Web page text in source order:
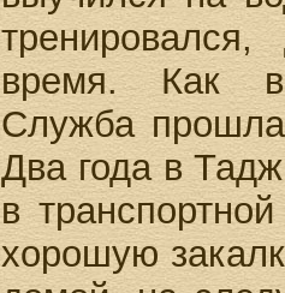
время. Как
Служба прошла
Два года в
в
хорошую